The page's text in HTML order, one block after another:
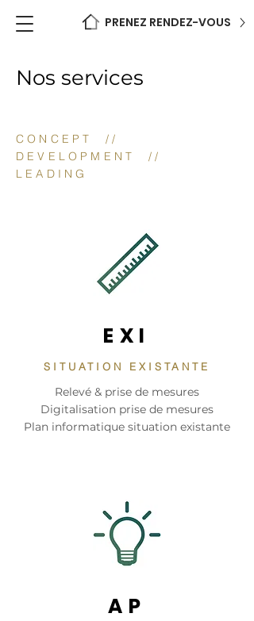
PRENEZ RENDEZ-VOUS
Nos services
CONCEPT
//
DEVELOPMENT
//
LEADING
EXI
SITUATION EXISTANTE
Relevé & prise de mesures
Digitalisation prise de mesures
Plan informatique situation existante
AP